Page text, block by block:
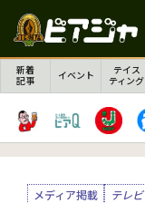
新着
記事
イベント
テイス
ティング
メディア掲載 テレ